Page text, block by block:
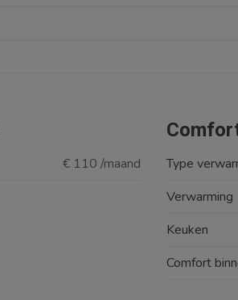
€ 110 /maand Type
Verwarming
Keuken
Comfort